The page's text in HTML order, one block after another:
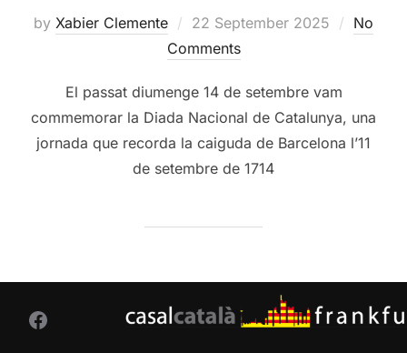
by Xabier Clemente
Posted
on
22 September 2025
No
Comments
El passat diumenge 14 de setembre vam
commemorar la Diada Nacional de Catalunya, una
jornada que recorda la caiguda de Barcelona l’11
de setembre de 1714
Facebook